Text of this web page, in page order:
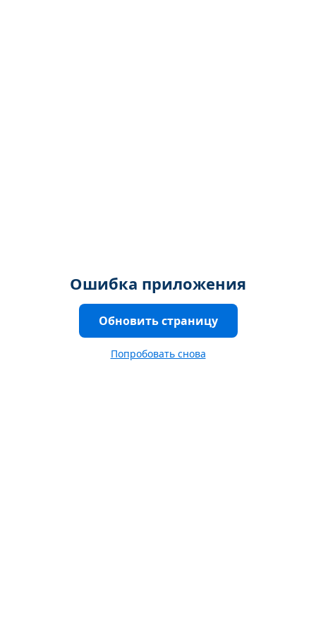
Ошибка приложения
Обновить страницу
Попробовать снова